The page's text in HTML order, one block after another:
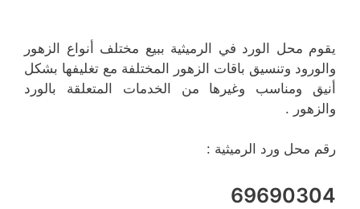
يقوم محل الورد في الرميثية ببيع مختلف أنواع الزهور
والورود وتنسيق باقات الزهور المختلفة مع تغليفها بشكل
أنيق ومناسب وغيرها من الخدمات المتعلقة بالورد
والزهور .
رقم محل ورد الرميثية :
69690304